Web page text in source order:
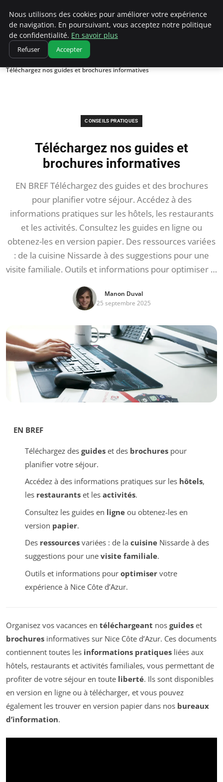
Correze Co
Accueil
Conseils pratiques
Téléchargez nos guides et brochures informatives
CONSEILS PRATIQUES
Téléchargez nos guides et
brochures informatives
EN BREF Téléchargez des guides et des brochures
pour planifier votre séjour. Accédez à des
informations pratiques sur les hôtels, les restaurants
et les activités. Consultez les guides en ligne ou
obtenez-les en version papier. Des ressources variées
: de la cuisine Nissarde à des suggestions pour une
visite familiale. Outils et informations pour optimiser …
Manon Duval
25 septembre 2025
EN BREF
Téléchargez des guideset des brochurespour
planifier votre séjour.
Accédez à des informations pratiques sur les hôtels,
les restaurantset les activités.
Consultez les guides en ligneou obtenez-les en
version papier.
Des ressourcesvariées : de la cuisineNissarde à des
suggestions pour une visite familiale.
Outils et informations pour optimiservotre
expérience à Nice Côte d’Azur.
Organisez vos vacances en téléchargeant nos guides et
brochures informatives sur Nice Côte d’Azur. Ces documents
contiennent toutes les informations pratiques liées aux
hôtels, restaurants et activités familiales, vous permettant de
profiter de votre séjour en toute liberté. Ils sont disponibles
en version en ligne ou à télécharger, et vous pouvez
également les trouver en version papier dans nos bureaux
d’information.
Nous utilisons des cookies pour améliorer votre expérience
de navigation. En poursuivant, vous acceptez notre politique
de confidentialité. En savoir plus
Refuser Accepter